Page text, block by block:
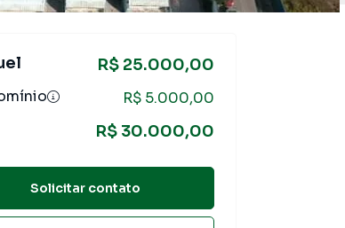
R$ 25.000,00
R$ 5.000,00
R$ 30.000,00
Solicitar contato